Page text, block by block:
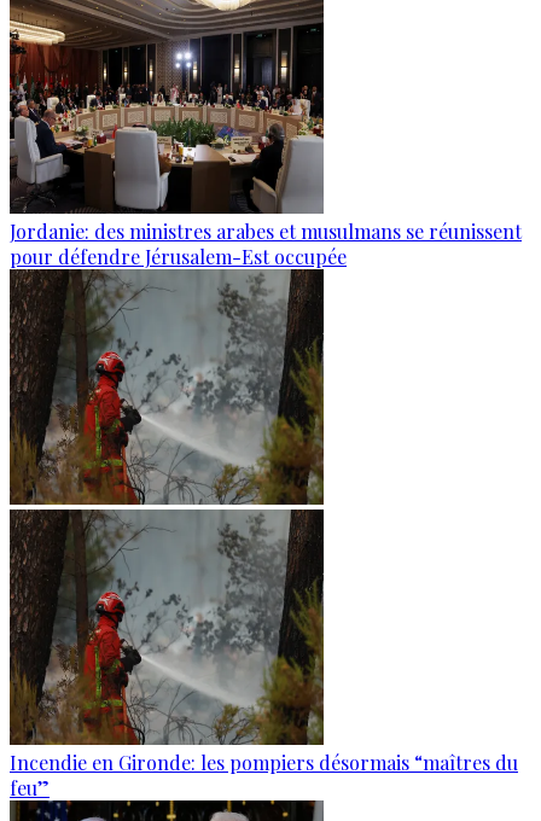
Jordanie: des ministres arabes et musulmans se réunissent
pour défendre Jérusalem-Est occupée
Incendie en Gironde: les pompiers désormais “maîtres du
feu”